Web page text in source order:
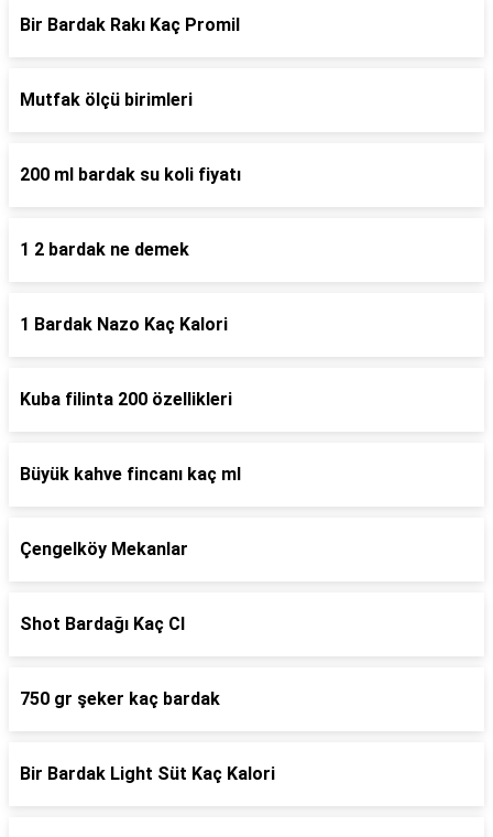
Bir Bardak Rakı Kaç Promil
Mutfak ölçü birimleri
200 ml bardak su koli fiyatı
1 2 bardak ne demek
1 Bardak Nazo Kaç Kalori
Kuba filinta 200 özellikleri
Büyük kahve fincanı kaç ml
Çengelköy Mekanlar
Shot Bardağı Kaç Cl
750 gr şeker kaç bardak
Bir Bardak Light Süt Kaç Kalori